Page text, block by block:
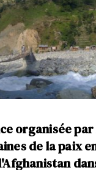
organisée par
de la paix